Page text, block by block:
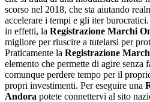
scorso nel 2018, che sta aiutando
accelerare i tempi e gli iter
in effetti, la Registrazione Marchi
migliore per riuscire a tutelarsi per
Praticamente la Registrazione
elemento che permette di agire senza
comunque perdere tempo per il
propri investimenti. Per eseguire una
Andora potete connettervi al sito